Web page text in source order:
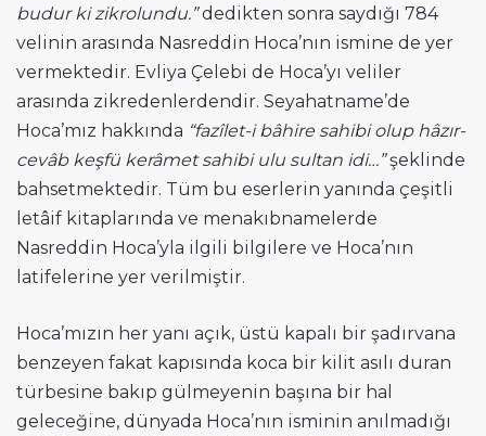
budur ki zikrolundu.”dedikten sonra saydığı 784
velinin arasında Nasreddin Hoca’nın ismine de yer
vermektedir. Evliya Çelebi de Hoca’yı veliler
arasında zikredenlerdendir. Seyahatname’de
Hoca’mız hakkında “fazîlet-i bâhire sahibi olup hâzır-
cevâb keşfü kerâmet sahibi ulu sultan idi…”şeklinde
bahsetmektedir. Tüm bu eserlerin yanında çeşitli
letâif kitaplarında ve menakıbnamelerde
Nasreddin Hoca’yla ilgili bilgilere ve Hoca’nın
latifelerine yer verilmiştir.
Hoca’mızın her yanı açık, üstü kapalı bir şadırvana
benzeyen fakat kapısında koca bir kilit asılı duran
türbesine bakıp gülmeyenin başına bir hal
geleceğine, dünyada Hoca’nın isminin anılmadığı